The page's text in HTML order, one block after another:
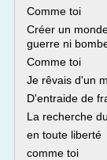
Comme toi
Créer un
guerre ni
Comme toi
Je rêvais d'un
D'entraide de
La recherche
en toute liberté
comme toi